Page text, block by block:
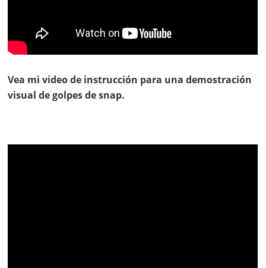
Vea mi video de instrucción para una demostración
visual de golpes de snap.